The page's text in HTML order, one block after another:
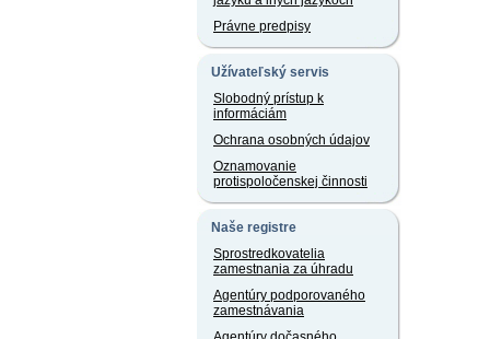
Právne predpisy
Užívateľský servis
Slobodný prístup k
informáciám
Ochrana osobných údajov
Oznamovanie
protispoločenskej činnosti
Naše registre
Sprostredkovatelia
zamestnania za úhradu
Agentúry podporovaného
zamestnávania